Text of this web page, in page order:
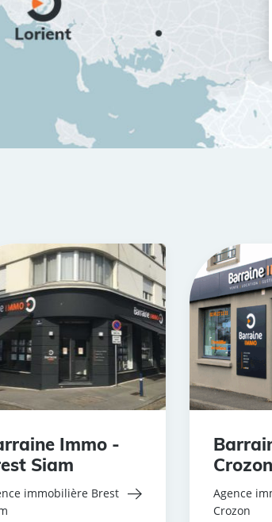
Immo -
Siam
immobilière Brest
Crozon
Agence
Crozon